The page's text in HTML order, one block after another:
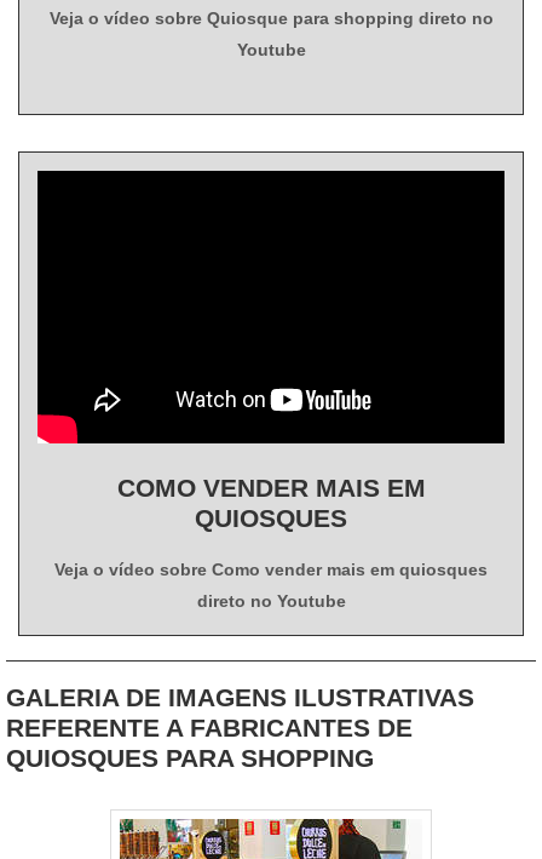
Veja o vídeo sobre Quiosque para shopping direto no
Youtube
COMO VENDER MAIS EM
QUIOSQUES
Veja o vídeo sobre Como vender mais em quiosques
direto no Youtube
GALERIA DE IMAGENS ILUSTRATIVAS
REFERENTE A FABRICANTES DE
QUIOSQUES PARA SHOPPING